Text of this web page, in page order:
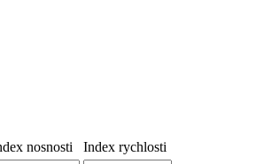
nosnosti Index rychlosti